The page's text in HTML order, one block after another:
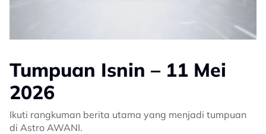
Tumpuan Isnin – 11 Mei
2026
Ikuti rangkuman berita utama yang menjadi tumpuan
di Astro AWANI.